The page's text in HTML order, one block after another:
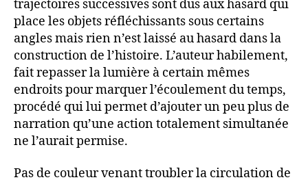
trajectoires successives sont dus aux hasard qui
place les objets réfléchissants sous certains
angles mais rien n’est laissé au hasard dans la
construction de l’histoire. L’auteur habilement,
fait repasser la lumière à certain mêmes
endroits pour marquer l’écoulement du temps,
procédé qui lui permet d’ajouter un peu plus de
narration qu’une action totalement simultanée
ne l’aurait permise.
Pas de couleur venant troubler la circulation de